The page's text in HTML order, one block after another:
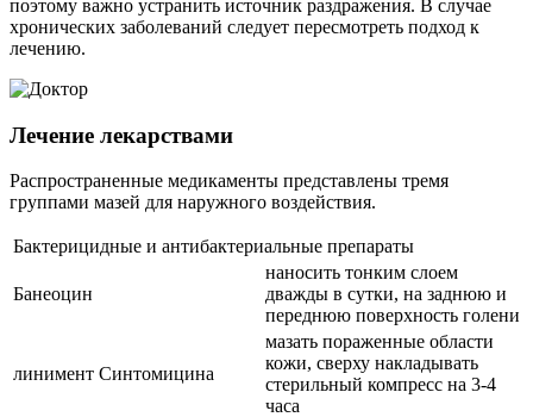
поэтому важно устранить источник раздражения. В случае
хронических заболеваний следует пересмотреть подход к
лечению.
Лечение лекарствами
Распространенные медикаменты представлены тремя
группами мазей для наружного воздействия.
Бактерицидные и антибактериальные препараты
Банеоцин
наносить тонким слоем
дважды в сутки, на заднюю и
переднюю поверхность голени
линимент Синтомицина
мазать пораженные области
кожи, сверху накладывать
стерильный компресс на 3-4
часа